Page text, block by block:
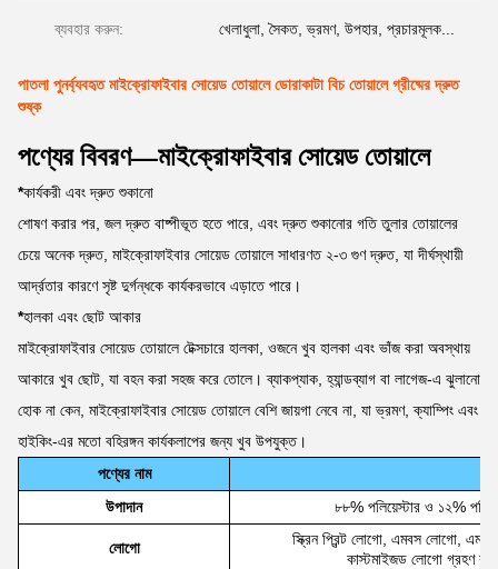
ব্যবহার করুন: খেলাধুলা, সৈকত, ভ্রমণ, উপহার, প্রচারমূলক...
পাতলা পুনর্ব্যবহৃত মাইক্রোফাইবার সোয়েড তোয়ালে ডোরাকাটা বিচ তোয়ালে গ্রীষ্মের দ্রুত
শুষ্ক
পণ্যের বিবরণ—মাইক্রোফাইবার সোয়েড তোয়ালে
*কার্যকরী এবং দ্রুত শুকানো
শোষণ করার পর, জল দ্রুত বাষ্পীভূত হতে পারে, এবং দ্রুত শুকানোর গতি তুলার তোয়ালের
চেয়ে অনেক দ্রুত, মাইক্রোফাইবার সোয়েড তোয়ালে সাধারণত ২-৩ গুণ দ্রুত, যা দীর্ঘস্থায়ী
আর্দ্রতার কারণে সৃষ্ট দুর্গন্ধকে কার্যকরভাবে এড়াতে পারে।
*হালকা এবং ছোট আকার
মাইক্রোফাইবার সোয়েড তোয়ালে টেক্সচারে হালকা, ওজনে খুব হালকা এবং ভাঁজ করা অবস্থায়
আকারে খুব ছোট, যা বহন করা সহজ করে তোলে। ব্যাকপ্যাক, হ্যান্ডব্যাগ বা লাগেজ-এ ঝুলানো
হোক না কেন, মাইক্রোফাইবার সোয়েড তোয়ালে বেশি জায়গা নেবে না, যা ভ্রমণ, ক্যাম্পিং এবং
হাইকিং-এর মতো বহিরঙ্গন কার্যকলাপের জন্য খুব উপযুক্ত।
পণ্যের নাম
উপাদান
৮৮% পলিয়েস্টার ও ১২%
লোগো
স্ক্রিন প্রিন্ট লোগো, এমবস লোগো,
কাস্টমাইজড লোগো গ্রহণ